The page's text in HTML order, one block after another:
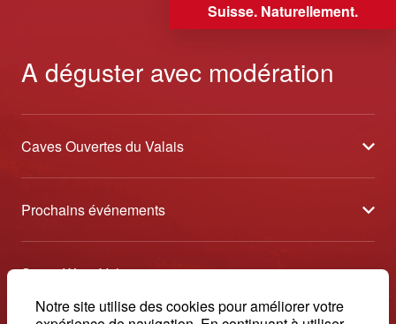
Notre site utilise des cookies pour améliorer votre
Suisse. Naturellement.
A déguster avec modération
Caves Ouvertes du Valais
À propos
Partenaires
Prochains événements
Tavolata des Vins du Valais
Etoiles des Vins du Valais
Swiss Wine Valais
Avenue de la Gare 2 - CP 144 - 1964 Conthey